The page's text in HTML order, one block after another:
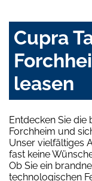
Cupra
leasen
Entdecken Sie die
Forchheim und
Unser vielfältiges
fast keine
Ob Sie ein
technologischen